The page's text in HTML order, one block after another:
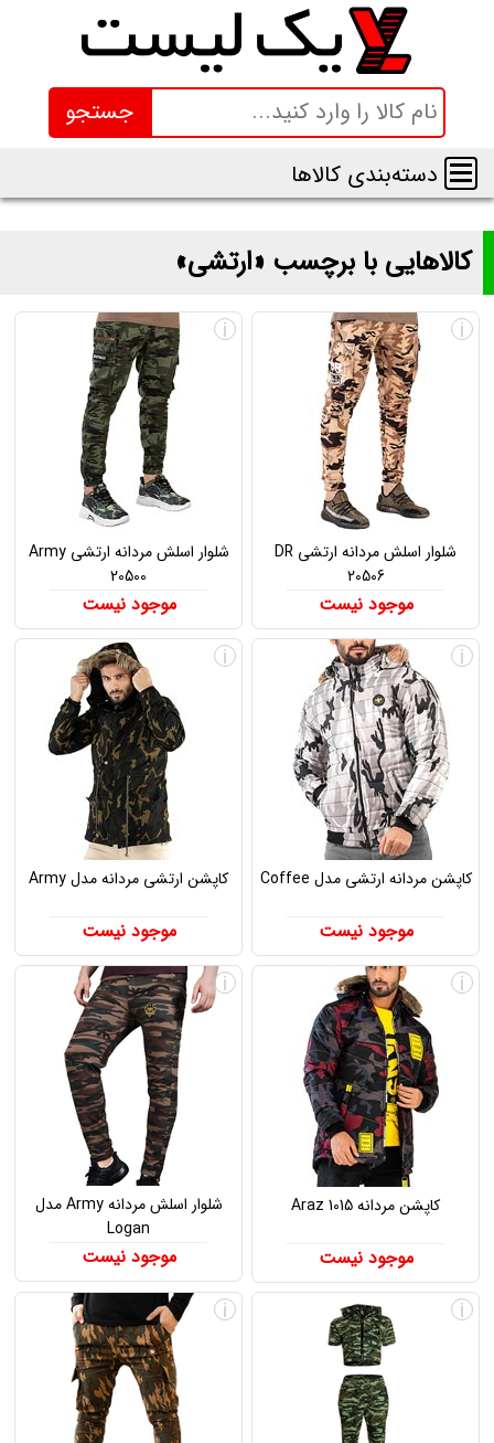
جستجو
دسته‌بندی کالاها
کالاهایی با برچسب «ارتشی»
لیست و قیمت محصولاتی با برچسب «ارتشی»
شلوار اسلش مردانه ارتشی DR
20506
موجود نیست
i
شلوار اسلش مردانه ارتشی Army
20500
موجود نیست
i
کاپشن مردانه ارتشی مدل Coffee
موجود نیست
i
کاپشن ارتشی مردانه مدل Army
موجود نیست
i
کاپشن مردانه Araz 1015
موجود نیست
i
شلوار اسلش مردانه Army مدل
Logan
موجود نیست
i
i
i